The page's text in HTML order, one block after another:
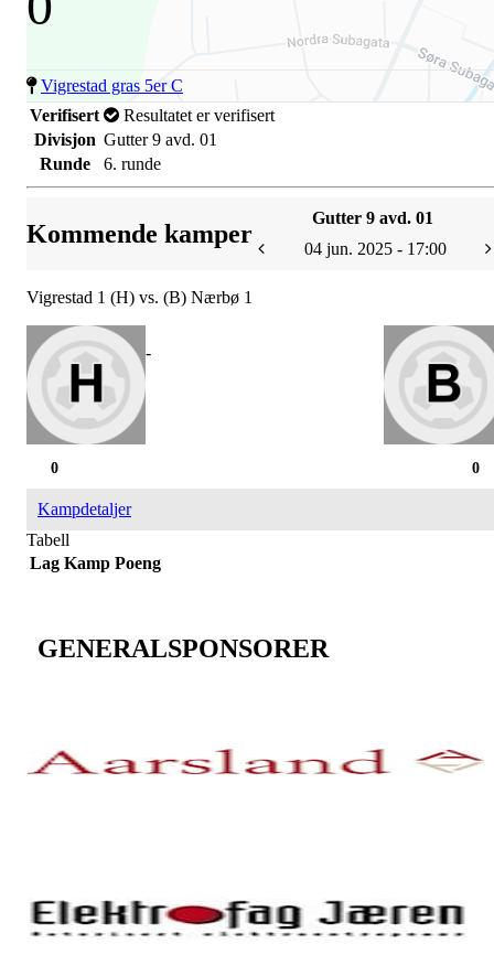
Vigrestad gras 5er C
Verifisert
Resultatet er verifisert
Divisjon Gutter 9 avd. 01
Runde
6. runde
Kommende kamper
Gutter 9 avd. 01
04 jun. 2025 - 17:00
Vigrestad 1 (H) vs. (B) Nærbø 1
-
0
0
Kampdetaljer
Tabell
Lag Kamp Poeng
GENERALSPONSORER